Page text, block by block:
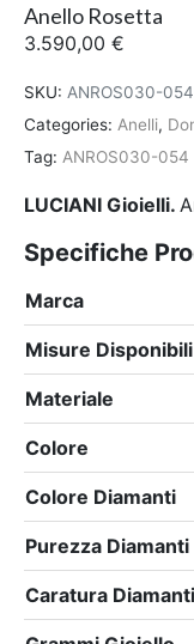
Anello Rosetta
3.590,00 €
SKU: ANROS030-054
Categories: Anelli,
Tag: ANROS030-054
LUCIANI Gioielli.
Specifiche
Marca
Misure Disponibili
Materiale
Colore
Colore Diamanti
Purezza Diamanti
Caratura Diamanti